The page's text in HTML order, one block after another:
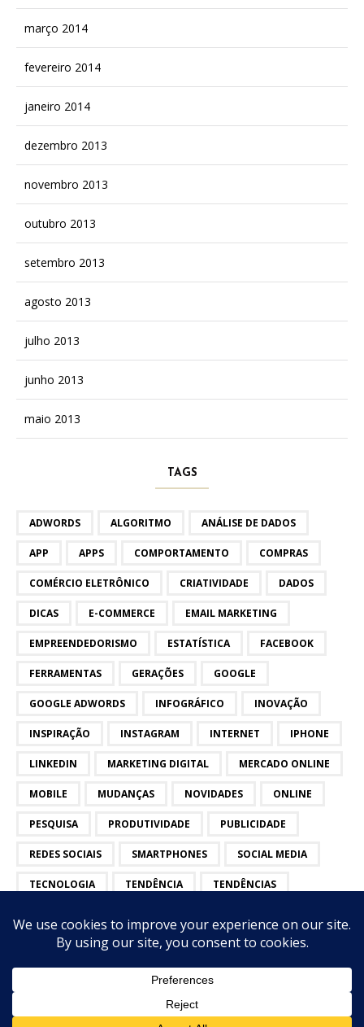
março 2014
fevereiro 2014
janeiro 2014
dezembro 2013
novembro 2013
outubro 2013
setembro 2013
agosto 2013
julho 2013
junho 2013
maio 2013
TAGS
ADWORDS ALGORITMO ANÁLISE DE DADOS
APP APPS COMPORTAMENTO COMPRAS
COMÉRCIO ELETRÔNICO CRIATIVIDADE DADOS
DICAS E-COMMERCE EMAIL MARKETING
EMPREENDEDORISMO ESTATÍSTICA FACEBOOK
FERRAMENTAS GERAÇÕES GOOGLE
GOOGLE ADWORDS INFOGRÁFICO INOVAÇÃO
INSPIRAÇÃO INSTAGRAM INTERNET IPHONE
LINKEDIN MARKETING DIGITAL MERCADO ONLINE
MOBILE MUDANÇAS NOVIDADES ONLINE
PESQUISA PRODUTIVIDADE PUBLICIDADE
REDES SOCIAIS SMARTPHONES SOCIAL MEDIA
TECNOLOGIA TENDÊNCIA TENDÊNCIAS
on top